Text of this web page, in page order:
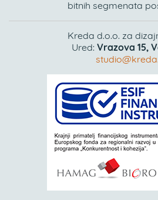
bitnih segmenata
Kreda d.o.o. za
Ured: Vrazova 15,